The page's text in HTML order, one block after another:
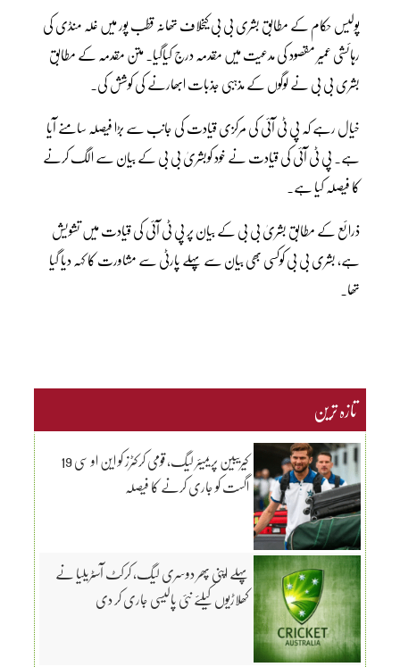
پولیس حکام کے مطابق بشری بی بی کیخلاف تھانہ قطب پور میں غلہ منڈی کی
رہائشی عمیر مقصود کی مدعیت میں مقدمہ درج کیاگیا۔ متن مقدمہ کے مطابق
بشری بی بی نے لوگوں کے مذہبی جذبات ابھارنے کی کوشش کی۔
خیال رہے کہ پی ٹی آئی کی مرکزی قیادت کی جانب سے بڑا فیصلہ سامنے آیا
ہے۔ پی ٹی آئی کی قیادت نے خود کوبشریٰ بی بی کے بیان سے الگ کرنے
کا فیصلہ کیا ہے۔
ذرائع کے مطابق بشریٰ بی بی کے بیان پر پی ٹی آئی کی قیادت میں تشویش
ہے، بشری بی بی کوکسی بھی بیان سے پہلے پارٹی سے مشاورت کا کہہ دیا گیا
تھا۔
تازہ ترین
کیریبین پریمیئر لیگ، قومی کرکٹرز کو این او سی 19
اگست کو جاری کرنے کا فیصلہ
پہلے اپنی پھر دوسری لیگ، کرکٹ آسٹریلیا نے
کھلاڑیوں کیلئے نئی پالیسی جاری کر دی